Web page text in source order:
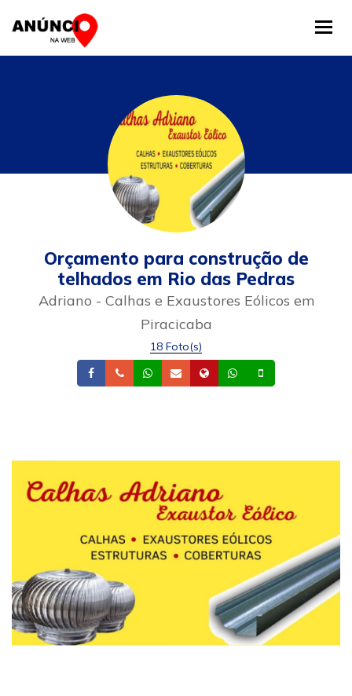
Orçamento para construção de
telhados em Rio das Pedras
Adriano - Calhas e Exaustores Eólicos em
Piracicaba
18 Foto(s)
FacebookTelefoneWhatsapp
Email Site Whatsapp